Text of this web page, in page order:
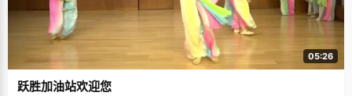
05:26
跃胜加油站欢迎您